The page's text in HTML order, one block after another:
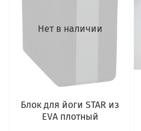
Нет в наличии
Блок для йоги STAR из
EVA плотный